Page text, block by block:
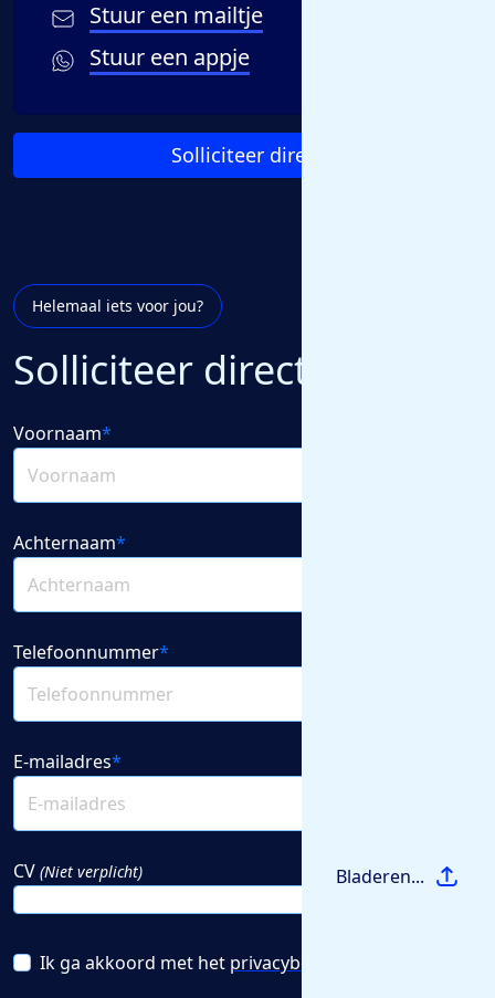
Stuur een mailtje
Stuur een appje
Solliciteer direct
Helemaal iets voor jou?
Solliciteer direct
Voornaam*
Achternaam*
Telefoonnummer*
E-mailadres*
CV (Niet verplicht) Bladeren...
Ik ga akkoord met het privacybeleid